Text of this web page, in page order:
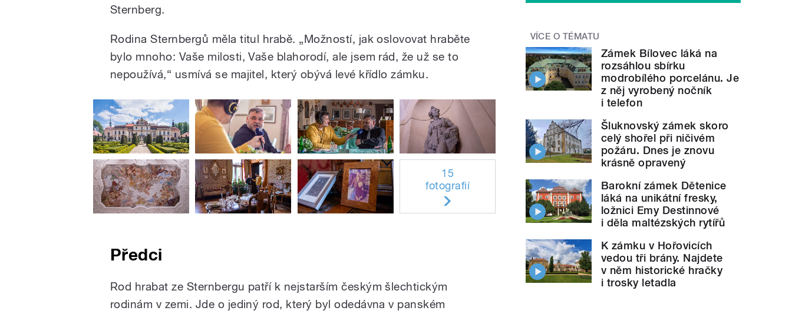
Sternberg.
Rodina Sternbergů měla titul hrabě. „Možností, jak oslovovat hraběte
bylo mnoho: Vaše milosti, Vaše blahorodí, ale jsem rád, že už se to
nepoužívá,“ usmívá se majitel, který obývá levé křídlo zámku.
15
fotografií
Předci
Rod hrabat ze Sternbergu patří k nejstarším českým šlechtickým
rodinám v zemi. Jde o jediný rod, který byl odedávna v panském
VÍCE O TÉMATU
Zámek Bílovec láká na
rozsáhlou sbírku
modrobílého porcelánu. Je
z něj vyrobený nočník
i telefon
Šluknovský zámek skoro
celý shořel při ničivém
požáru. Dnes je znovu
krásně opravený
Barokní zámek Dětenice
láká na unikátní fresky,
ložnici Emy Destinnové
i děla maltézských rytířů
K zámku v Hořovicích
vedou tři brány. Najdete
v něm historické hračky
i trosky letadla